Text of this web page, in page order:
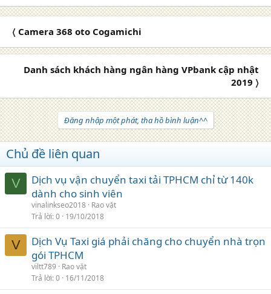
〈 Camera 368 oto Cogamichi
Danh sách khách hàng ngân hàng VPbank cập nhật
2019 〉
Đăng nhập một phát, tha hồ bình luận^^
Chủ đề liên quan
V
Dịch vụ vận chuyển taxi tải TPHCM chỉ từ 140k
dành cho sinh viên
vinalinkseo2018 Rao vặt
Trả lời 0 19/10/2018
V
Dịch Vụ Taxi giá phải chăng cho chuyển nhà trọn
gói TPHCM
viltt789
Rao vặt
Trả lời 0 16/11/2018